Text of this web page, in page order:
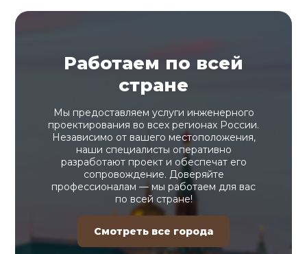
Работаем по всей
стране
Мы предоставляем услуги инженерного
проектирования во всех регионах России.
Независимо от вашего местоположения,
наши специалисты оперативно
разработают проект и обеспечат его
сопровождение. Доверяйте
профессионалам — мы работаем для вас
по всей стране!
Смотреть все города